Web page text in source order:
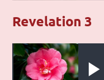
Audio file
Play
Revelation 3